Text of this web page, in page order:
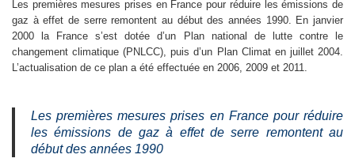
Les premières mesures prises en France pour réduire les émissions de
gaz à effet de serre remontent au début des années 1990. En janvier
2000 la France s’est dotée d’un Plan national de lutte contre le
changement climatique (PNLCC), puis d’un Plan Climat en juillet 2004.
L’actualisation de ce plan a été effectuée en 2006, 2009 et 2011.
Les premières mesures prises en France pour réduire
les émissions de gaz à effet de serre remontent au
début des années 1990